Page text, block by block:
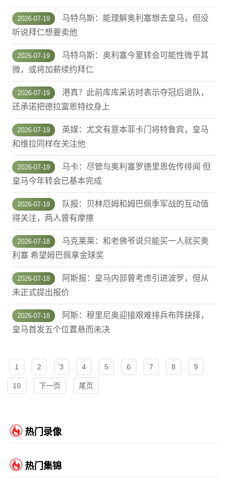
2026-07-19
马特乌斯：能理解奥利塞想去皇马，但没
听说拜仁想要卖他
2026-07-19
马特乌斯：奥利塞今夏转会可能性微乎其
微，或将加薪续约拜仁
2026-07-19
港真？此前库库采访时表示夺冠后退队，
还承诺把德拉富恩特纹身上
2026-07-19
英媒：尤文有意本菲卡门将特鲁宾，皇马
和维拉同样在关注他
2026-07-19
马卡：尽管与奥利塞罗德里恩佐传绯闻 但
皇马今年转会已基本完成
2026-07-19
队报：贝林厄姆和姆巴佩季军战的互动值
得关注，两人曾有摩擦
2026-07-18
马克莱莱：和老佛爷说只能买一人就买奥
利塞 希望姆巴佩拿金球奖
2026-07-18
阿斯报：皇马内部曾考虑引进波罗，但从
未正式提出报价
2026-07-18
阿斯：穆里尼奥迎接艰难排兵布阵抉择，
皇马首发五个位置悬而未决
1 2 3 4 5 6 7 8 9
10 下一页 尾页
热门录像
热门集锦